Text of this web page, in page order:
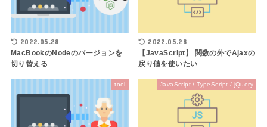
2022.05.28
MacBookのNodeのバージョンを
切り替える
2022.05.28
【JavaScript】 関数の外でAjaxの
戻り値を使いたい
tool JavaScript / TypeScript / jQuery